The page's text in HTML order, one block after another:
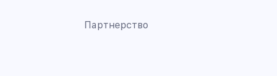
Партнерство